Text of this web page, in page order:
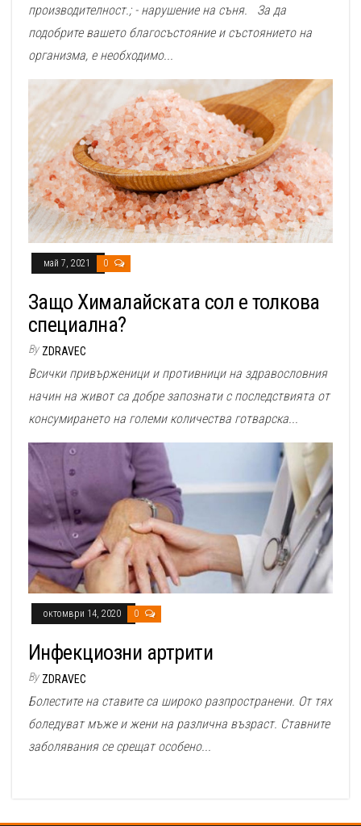
производителност.; - нарушение на съня. За да
подобрите вашето благосъстояние и състоянието на
организма, е необходимо...
май 7, 2021 0
Защо Хималайската сол е толкова
специална?
By ZDRAVEC
Всички привърженици и противници на здравословния
начин на живот са добре запознати с последствията от
консумирането на големи количества готварска...
октомври 14, 2020 0
Инфекциозни артрити
By ZDRAVEC
Болестите на ставите са широко разпространени. От тях
боледуват мъже и жени на различна възраст. Ставните
заболявания се срещат особено...